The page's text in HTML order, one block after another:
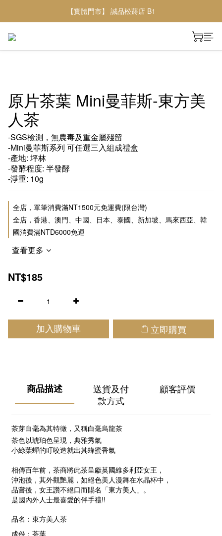
【實體門市】 誠品松菸店 B1
原片茶葉 Mini曼菲斯-東方美
人茶
-SGS檢測，無農毒及重金屬殘留
-Mini曼菲斯系列 可任選三入組成禮盒
-產地: 坪林
-發酵程度: 半發酵
-淨重: 10g
全店，單筆消費滿NT1500元免運費(限台灣)
全店，香港、澳門、中國、日本、泰國、新加坡、馬來西亞、韓
國消費滿NTD6000免運
查看更多
NT$185
加入購物車 立即購買
商品描述
送貨及付
款方式
顧客評價
茶芽白毫為其特徵，又稱白毫烏龍茶
茶色以琥珀色呈現，典雅秀氣
小綠葉蟬的叮咬造就出其蜂蜜香氣
相傳百年前，茶商將此茶呈獻英國維多利亞女王，
沖泡後，其外觀艷麗，如絕色美人漫舞在水晶杯中，
品嘗後，女王讚不絕口而賜名「東方美人」。
是國內外人士最喜愛的伴手禮!!
品名：東方美人茶
成份：茶葉